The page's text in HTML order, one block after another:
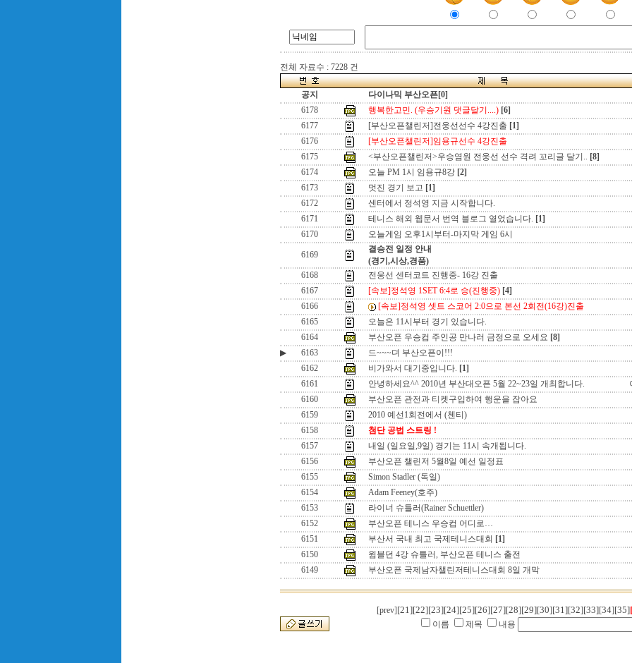
전체 자료수 : 7228 건
공지
다이나믹 부산오픈[0]
6178
행복한고민. (우승기원 댓글달기....) [6]
6177
[부산오픈챌린저]전웅선선수 4강진출 [1]
6176
[부산오픈챌린저]임용규선수 4강진출
6175
<부산오픈챌린저>우승염원 전웅선 선수 격려 꼬리글 달기.. [8]
6174
오늘 PM 1시 임용규8강 [2]
6173
멋진 경기 보고 [1]
6172
센터에서 정석영 지금 시작합니다.
6171
테니스 해외 웹문서 번역 블로그 열었습니다. [1]
6170
오늘게임 오후1시부터-마지막 게임 6시
6169
결승전 일정 안내
(경기,시상,경품)
6168
전웅선 센터코트 진행중- 16강 진출
6167
[속보]정석영 1SET 6:4로 승(진행중) [4]
6166
[속보]정석영 셋트 스코어 2:0으로 본선 2회전(16강)진출
6165
오늘은 11시부터 경기 있습니다.
6164
부산오픈 우승컵 주인공 만나러 금정으로 오세요 [8]
▶
6163
드~~~뎌 부산오픈이!!!
6162
비가와서 대기중입니다. [1]
6161
안녕하세요^^ 2010년 부산대오픈 5월 22~23일 개최합니다.
6160
부산오픈 관전과 티켓구입하여 행운을 잡아요
6159
2010 예선1회전에서 (첸티)
6158
첨단 공법 스트링 !
6157
내일 (일요일,9일) 경기는 11시 속개됩니다.
6156
부산오픈 챌린저 5월8일 예선 일정표
6155
Simon Stadler (독일)
6154
Adam Feeney(호주)
6153
라이너 슈틀러(Rainer Schuettler)
6152
부산오픈 테니스 우승컵 어디로…
6151
부산서 국내 최고 국제테니스대회 [1]
6150
윔블던 4강 슈틀러, 부산오픈 테니스 출전
6149
부산오픈 국제남자챌린저테니스대회 8일 개막
[prev] [21][22][23][24][25][26][27][28][29][30][31][32][33][34][35]
이름 제목 내용